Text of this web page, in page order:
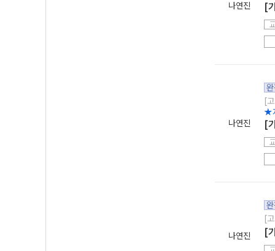
나연진 [
나연진
[
★
[
나연진
[
[